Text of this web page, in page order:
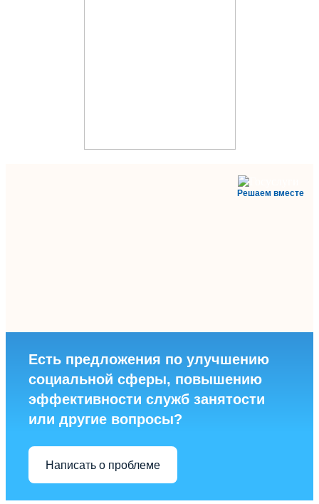
Решаем вместе
Есть предложения по улучшению
социальной сферы, повышению
эффективности служб занятости
или другие вопросы?
Написать о проблеме